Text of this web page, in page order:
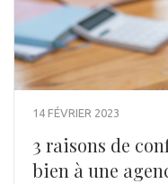
14 FÉVRIER 2023
3 raisons de
bien à une